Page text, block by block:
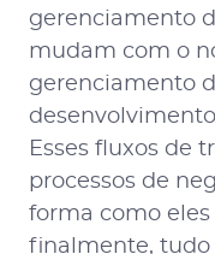
gerenciamento
mudam com o
gerenciamento
Esses fluxos de
processos de
forma como eles
finalmente, tudo